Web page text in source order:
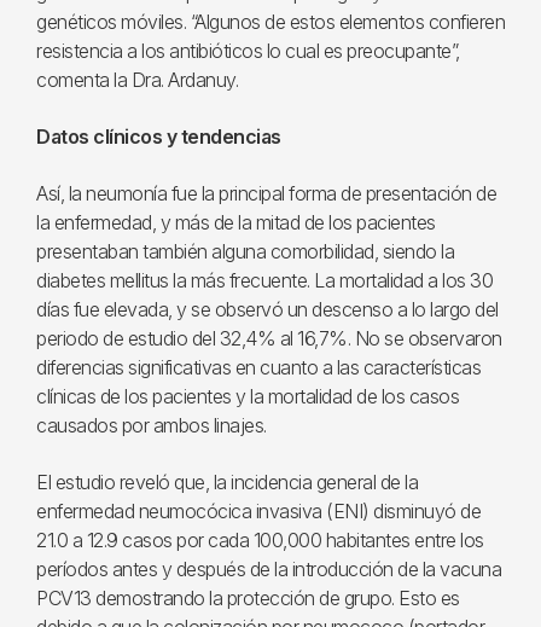
genéticos móviles. “Algunos de estos elementos confieren
resistencia a los antibióticos lo cual es preocupante”,
comenta la Dra. Ardanuy.
Datos clínicos y tendencias
Así, la neumonía fue la principal forma de presentación de
la enfermedad, y más de la mitad de los pacientes
presentaban también alguna comorbilidad, siendo la
diabetes mellitus la más frecuente. La mortalidad a los 30
días fue elevada, y se observó un descenso a lo largo del
periodo de estudio del 32,4% al 16,7%. No se observaron
diferencias significativas en cuanto a las características
clínicas de los pacientes y la mortalidad de los casos
causados por ambos linajes.
El estudio reveló que, la incidencia general de la
enfermedad neumocócica invasiva (ENI) disminuyó de
21.0 a 12.9 casos por cada 100,000 habitantes entre los
períodos antes y después de la introducción de la vacuna
PCV13 demostrando la protección de grupo. Esto es